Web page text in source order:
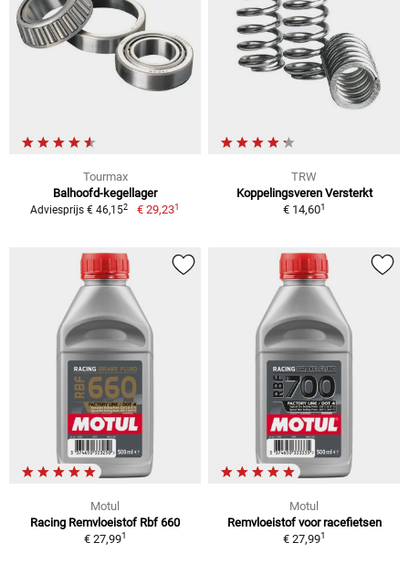
Tourmax
Balhoofd-kegellager
Adviesprijs € 46,152 € 29,231
TRW
Koppelingsveren Versterkt
€ 14,601
Motul
Racing Remvloeistof Rbf 660
€ 27,991
Motul
Remvloeistof voor racefietsen
€ 27,991